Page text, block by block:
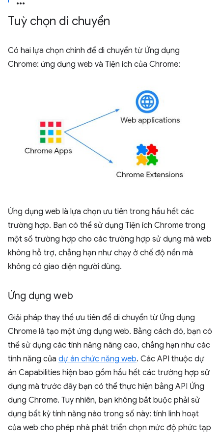
Tuỳ chọn di chuyển
Có hai lựa chọn chính để di chuyển từ Ứng dụng
Chrome: ứng dụng web và Tiện ích của Chrome:
Ứng dụng web là lựa chọn ưu tiên trong hầu hết các
trường hợp. Bạn có thể sử dụng Tiện ích Chrome trong
một số trường hợp cho các trường hợp sử dụng mà web
không hỗ trợ, chẳng hạn như chạy ở chế độ nền mà
không có giao diện người dùng.
Ứng dụng web
Giải pháp thay thế ưu tiên để di chuyển từ Ứng dụng
Chrome là tạo một ứng dụng web. Bằng cách đó, bạn có
thể sử dụng các tính năng nâng cao, chẳng hạn như các
tính năng của dự án chức năng web. Các API thuộc dự
án Capabilities hiện bao gồm hầu hết các trường hợp sử
dụng mà trước đây bạn có thể thực hiện bằng API Ứng
dụng Chrome. Tuy nhiên, bạn không bắt buộc phải sử
dụng bất kỳ tính năng nào trong số này: tính linh hoạt
của web cho phép nhà phát triển chọn mức độ phức tạp